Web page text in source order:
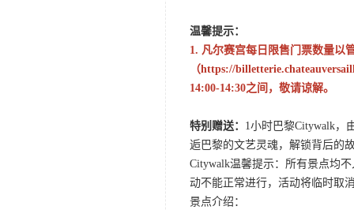
温馨提示：
1. 凡尔赛宫每日限售门票数量以
（https://
14:00-14:30之间，敬请谅解。
特别赠送： 1小时巴黎Citywalk，
逅巴黎的文艺灵魂，解锁背后的
Citywalk温馨提示：所有景点均
动不能正常进行，活动将临时取
景点介绍：